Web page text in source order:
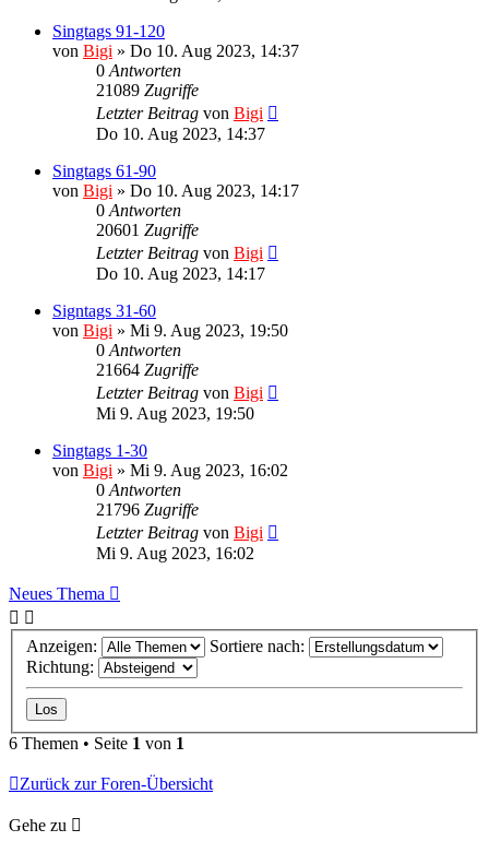
Singtags 91-120
von Bigi » Do 10. Aug 2023, 14:37
0 Antworten
21089 Zugriffe
Letzter Beitrag von Bigi
Do 10. Aug 2023, 14:37
Singtags 61-90
von Bigi » Do 10. Aug 2023, 14:17
0 Antworten
20601 Zugriffe
Letzter Beitrag von Bigi
Do 10. Aug 2023, 14:17
Signtags 31-60
von Bigi » Mi 9. Aug 2023, 19:50
0 Antworten
21664 Zugriffe
Letzter Beitrag von Bigi
Mi 9. Aug 2023, 19:50
Singtags 1-30
von Bigi » Mi 9. Aug 2023, 16:02
0 Antworten
21796 Zugriffe
Letzter Beitrag von Bigi
Mi 9. Aug 2023, 16:02
Neues Thema
Anzeigen:
Sortiere nach:
Richtung:
6 Themen • Seite 1 von 1
Zurück zur Foren-Übersicht
Gehe zu